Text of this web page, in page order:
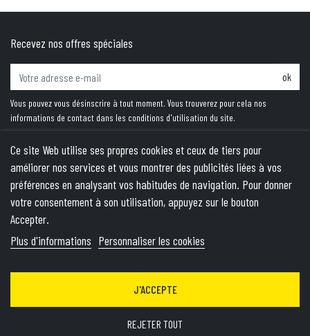
Recevez nos offres spéciales
ok
Vous pouvez vous désinscrire à tout moment. Vous trouverez pour cela nos
informations de contact dans les conditions d'utilisation du site.
PRODUITS
NOTRE SOCIÉTÉ
VOTRE COMPTE
Ce site Web utilise ses propres cookies et ceux de tiers pour
améliorer nos services et vous montrer des publicités liées à vos
préférences en analysant vos habitudes de navigation. Pour donner
votre consentement à son utilisation, appuyez sur le bouton
Accepter.
Plus d'informations Personnaliser les cookies
REJETER TOUT
J'ACCEPTE
© 2026 - Theme by Wepika- This site is protected by reCAPTCHA